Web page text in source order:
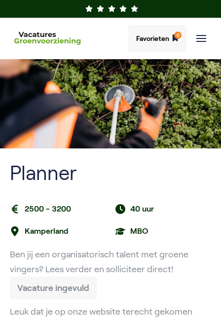
Favorieten 0
Planner
2500 - 3200 40 uur
Kamperland MBO
Ben jij een organisatorisch talent met groene
vingers? Lees verder en solliciteer direct!
Vacature ingevuld
Leuk dat je op onze website terecht gekomen